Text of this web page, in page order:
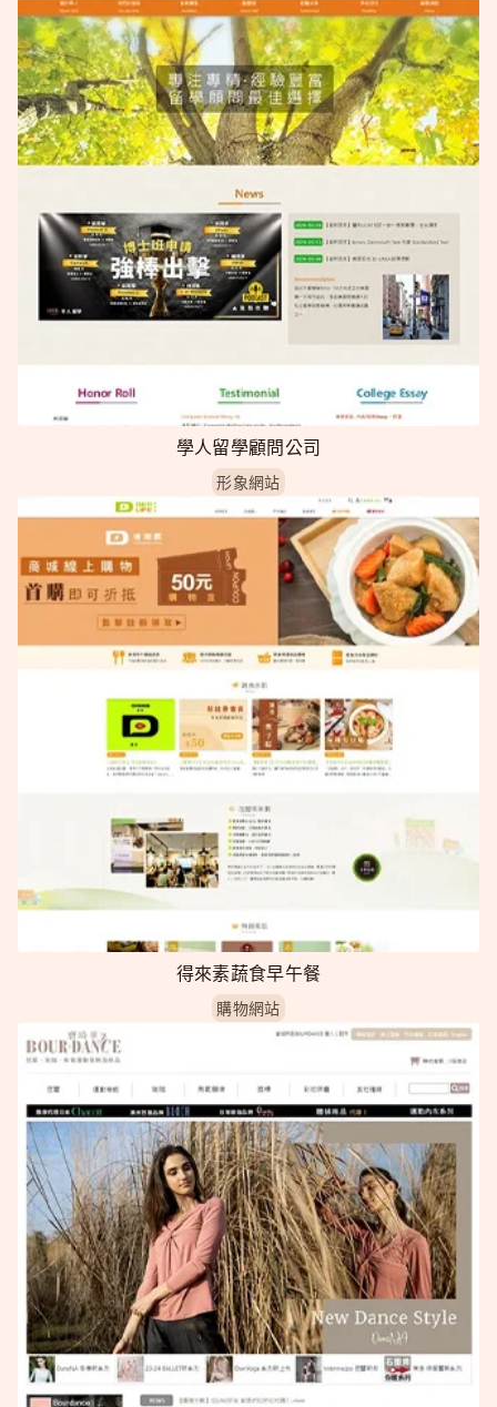
學人留學顧問公司
形象網站
得來素蔬食早午餐
購物網站